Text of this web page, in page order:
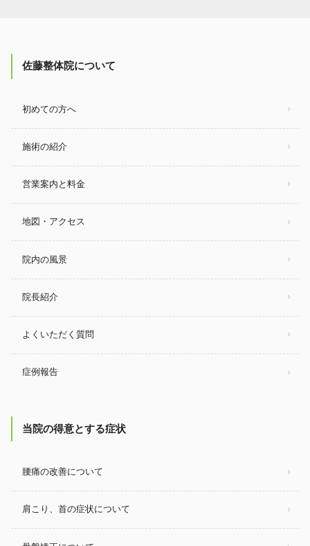
佐藤整体院について
初めての方へ
施術の紹介
営業案内と料金
地図・アクセス
院内の風景
院長紹介
よくいただく質問
症例報告
当院の得意とする症状
腰痛の改善について
肩こり、首の症状について